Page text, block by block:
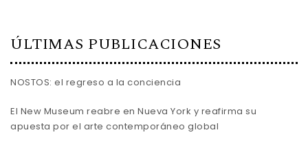
ÚLTIMAS PUBLICACIONES
NOSTOS: el regreso a la conciencia
El New Museum reabre en Nueva York y reafirma su
apuesta por el arte contemporáneo global